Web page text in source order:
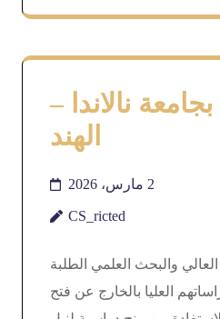
نالاندا –
الهند
2 مارس، 2026
CS_ricted
والبحث العلمي الطلبة
العليا بالخارج عن فتح